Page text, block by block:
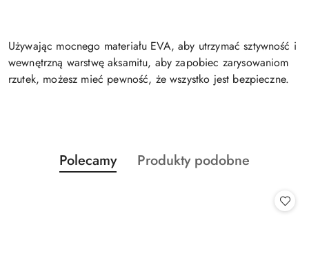
Używając mocnego materiału EVA, aby utrzymać sztywność i
wewnętrzną warstwę aksamitu, aby zapobiec zarysowaniom
rzutek, możesz mieć pewność, że wszystko jest bezpieczne.
Pomiń karuzelę produktów
Produkty
o
Polecamy
Produkty
Produkty podobne